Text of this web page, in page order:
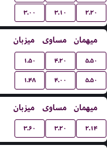
۳.۰۰ ۳.۱۰ ۲.۲۰
میزبان مساوی میهمان
۱.۵۰ ۴.۲۰ ۵.۵۰
۱.۴۸ ۴.۰۰ ۵.۵۰
میزبان مساوی میهمان
۳.۶۰ ۳.۲۰ ۲.۱۴